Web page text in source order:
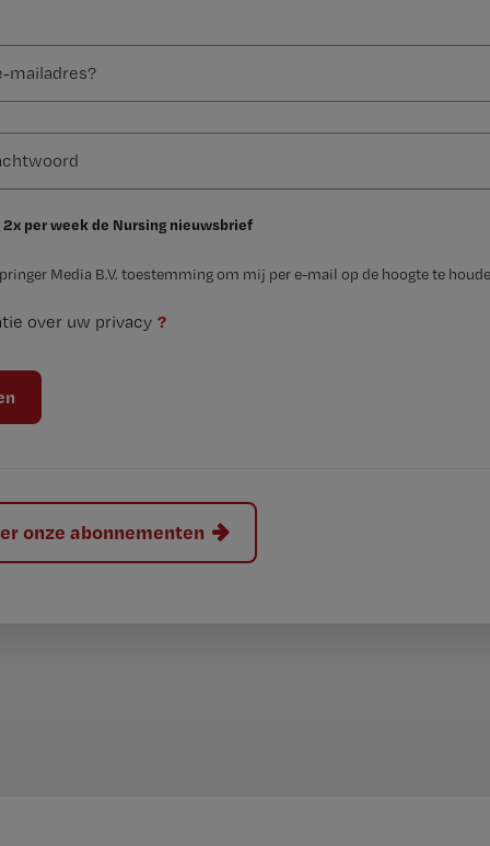
2x per week de Nursing nieuwsbrief
Media B.V. toestemming om mij per e-mail op de hoogte te
over uw privacy ?
onze abonnementen